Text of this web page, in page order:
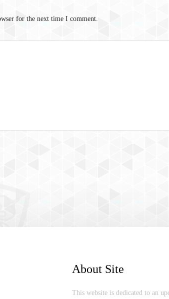
for the next time I comment.
About Site
This website is dedicated to an